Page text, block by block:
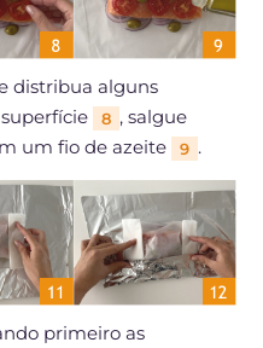
distribua alguns
8 , salgue
um fio de azeite
9 .
primeiro as